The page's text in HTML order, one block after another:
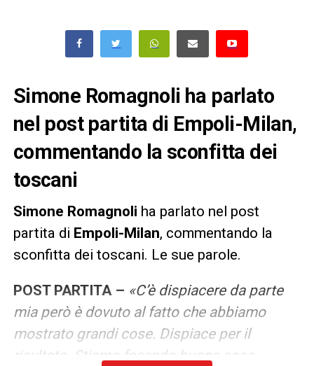
Simone Romagnoli ha parlato
nel post partita di Empoli-Milan,
commentando la sconfitta dei
toscani
Simone Romagnoli ha parlato nel post
partita di Empoli-Milan, commentando la
sconfitta dei toscani. Le sue parole.
POST PARTITA – «C’è dispiacere da parte
mia però è dovuto al fatto che abbiamo
mostrato grandi cose. Dispiace per il
risultato. Stiamo facendo buone cose,